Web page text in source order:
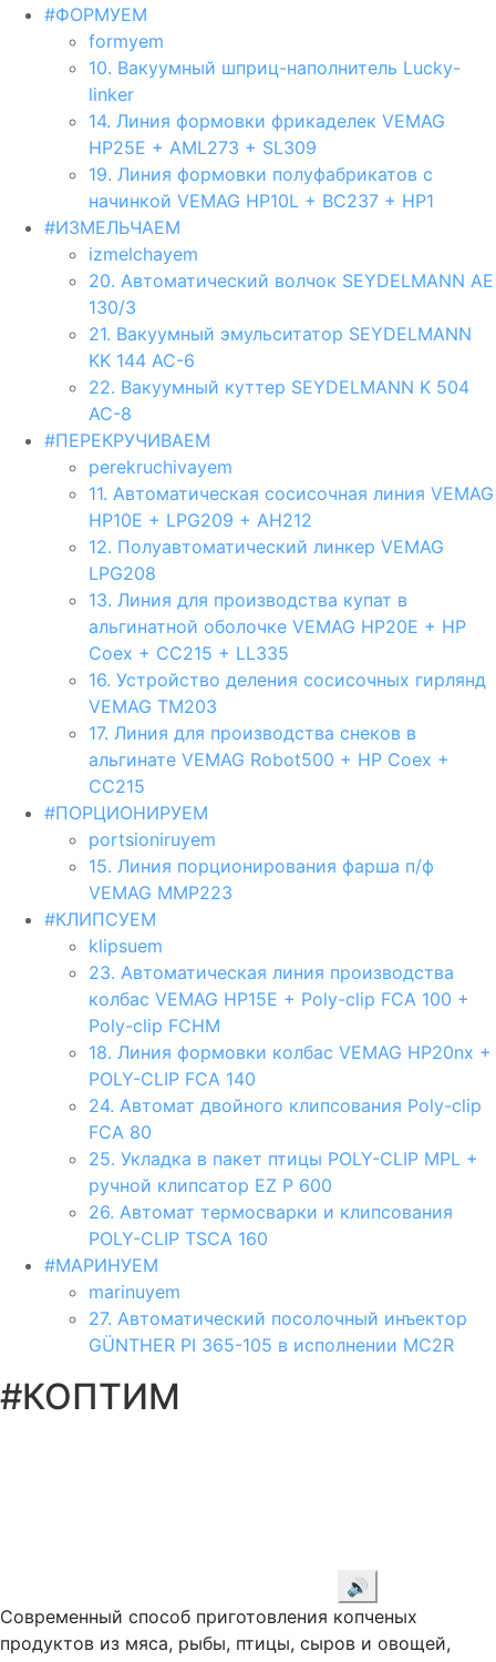
#ФОРМУЕМ
formyem
10. Вакуумный шприц-наполнитель Lucky-
linker
14. Линия формовки фрикаделек VEMAG
HP25E + AML273 + SL309
19. Линия формовки полуфабрикатов с
начинкой VEMAG HP10L + BC237 + HP1
#ИЗМЕЛЬЧАЕМ
izmelchayem
20. Автоматический волчок SEYDELMANN AE
130/3
21. Вакуумный эмульситатор SEYDELMANN
KK 144 AC-6
22. Вакуумный куттер SEYDELMANN K 504
AC-8
#ПЕРЕКРУЧИВАЕМ
perekruchivayem
11. Автоматическая сосисочная линия VEMAG
HP10E + LPG209 + AH212
12. Полуавтоматический линкер VEMAG
LPG208
13. Линия для производства купат в
альгинатной оболочке VEMAG HP20E + HP
Coex + CC215 + LL335
16. Устройство деления сосисочных гирлянд
VEMAG TM203
17. Линия для производства снеков в
альгинате VEMAG Robot500 + HP Coex +
CC215
#ПОРЦИОНИРУЕМ
portsioniruyem
15. Линия порционирования фарша п/ф
VEMAG MMP223
#КЛИПСУЕМ
klipsuem
23. Автоматическая линия производства
колбас VEMAG HP15E + Poly-clip FCA 100 +
Poly-clip FCHM
18. Линия формовки колбас VEMAG HP20nx +
POLY-CLIP FCA 140
24. Aвтомат двойного клипсования Poly-clip
FCA 80
25. Укладка в пакет птицы POLY-CLIP MPL +
ручной клипсатор EZ P 600
26. Автомат термосварки и клипсования
POLY-CLIP TSCA 160
#МАРИНУЕМ
marinuyem
27. Автоматический посолочный инъектор
GÜNTHER PI 365-105 в исполнении MC2R
#КОПТИМ
🔊
Современный способ приготовления копченых
продуктов из мяса, рыбы, птицы, сыров и овощей,